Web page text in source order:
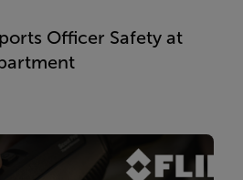
Officer Safety at